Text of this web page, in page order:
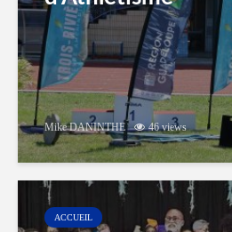
Mike DANINTHE 46 views
ACCUEIL